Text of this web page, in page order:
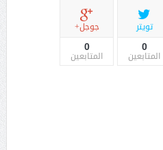
تويتر
0
المتابعين
جوجل+
0
المتابعين